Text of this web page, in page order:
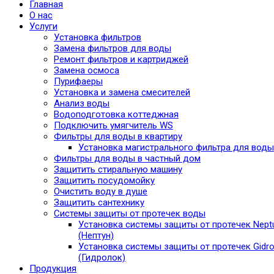
Главная
О нас
Услуги
Установка фильтров
Замена фильтров для воды
Ремонт фильтров и картриджей
Замена осмоса
Пурифаеры
Установка и замена смесителей
Анализ воды
Водоподготовка коттеджная
Подключить умягчитель WS
Фильтры для воды в квартиру
Установка магистрального фильтра для воды
Фильтры для воды в частный дом
Защитить стиральную машину
Защитить посудомойку
Очистить воду в душе
Защитить сантехнику
Системы защиты от протечек воды
Установка системы защиты от протечек
(Нептун)
Установка системы защиты от протечек
(Гидролок)
Продукция